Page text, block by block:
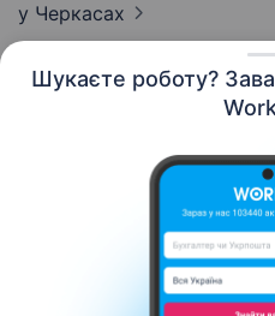
Шукаєте роботу?
у Черкасах